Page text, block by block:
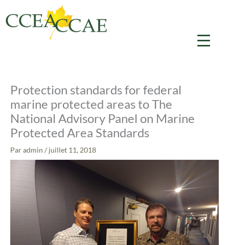
au
contenu
Protection standards for federal
marine protected areas to The
National Advisory Panel on Marine
Protected Area Standards
Paradmin / juillet 11, 2018